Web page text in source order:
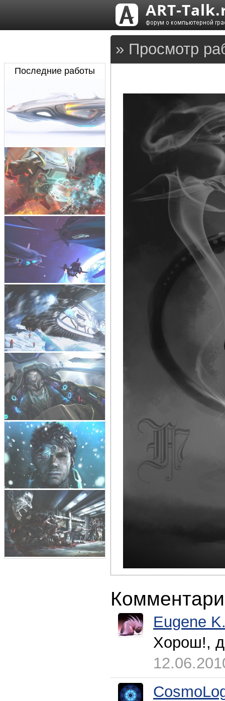
» Просмотр
Eugene
Хорош!,
Последние работы